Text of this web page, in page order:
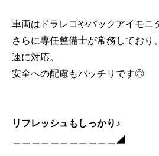
車両はドラレコやバックアイモニ
さらに専任整備士が常務しており
速に対応。
安全への配慮もバッチリです◎
リフレッシュもしっかり♪
＿＿＿＿＿＿＿＿＿＿＿◢